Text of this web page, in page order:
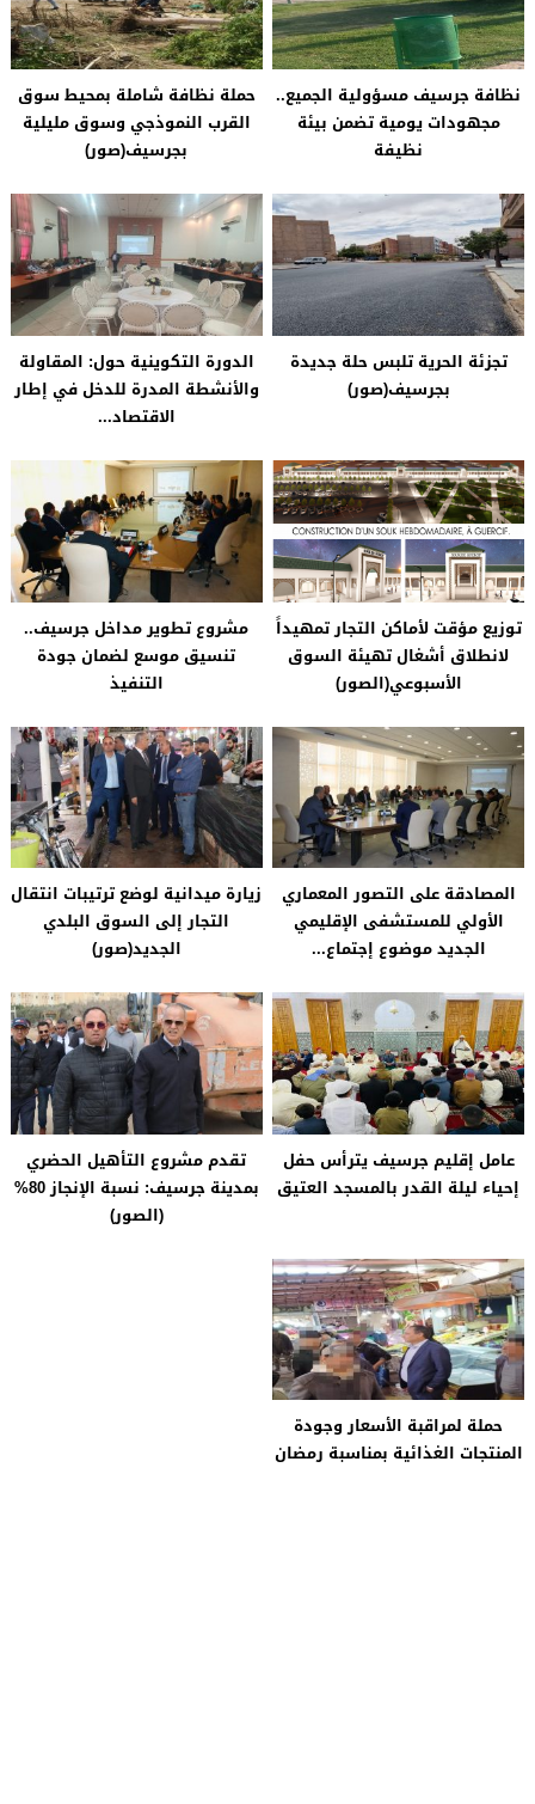
نظافة جرسيف مسؤولية الجميع..
مجهودات يومية تضمن بيئة
نظيفة
حملة نظافة شاملة بمحيط سوق
القرب النموذجي وسوق مليلية
بجرسيف(صور)
تجزئة الحرية تلبس حلة جديدة
بجرسيف(صور)
الدورة التكوينية حول: المقاولة
والأنشطة المدرة للدخل في إطار
الاقتصاد...
توزيع مؤقت لأماكن التجار تمهيداً
لانطلاق أشغال تهيئة السوق
الأسبوعي(الصور)
مشروع تطوير مداخل جرسيف..
تنسيق موسع لضمان جودة
التنفيذ
المصادقة على التصور المعماري
الأولي للمستشفى الإقليمي
الجديد موضوع إجتماع...
زيارة ميدانية لوضع ترتيبات انتقال
التجار إلى السوق البلدي
الجديد(صور)
عامل إقليم جرسيف يترأس حفل
إحياء ليلة القدر بالمسجد العتيق
تقدم مشروع التأهيل الحضري
بمدينة جرسيف: نسبة الإنجاز 80%
(الصور)
حملة لمراقبة الأسعار وجودة
المنتجات الغذائية بمناسبة رمضان